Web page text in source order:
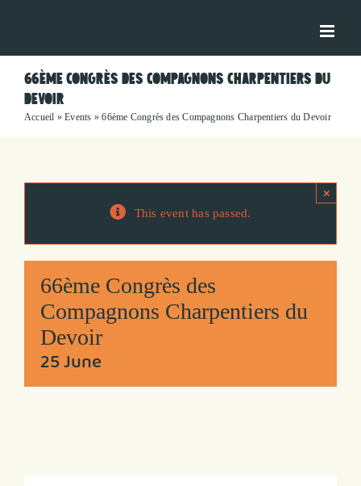
66ÈME CONGRÈS DES COMPAGNONS CHARPENTIERS DU
DEVOIR
Accueil »Events »66ème Congrès des Compagnons Charpentiers du Devoir
This event has passed.
×
66ème Congrès des
Compagnons Charpentiers du
Devoir
25 June